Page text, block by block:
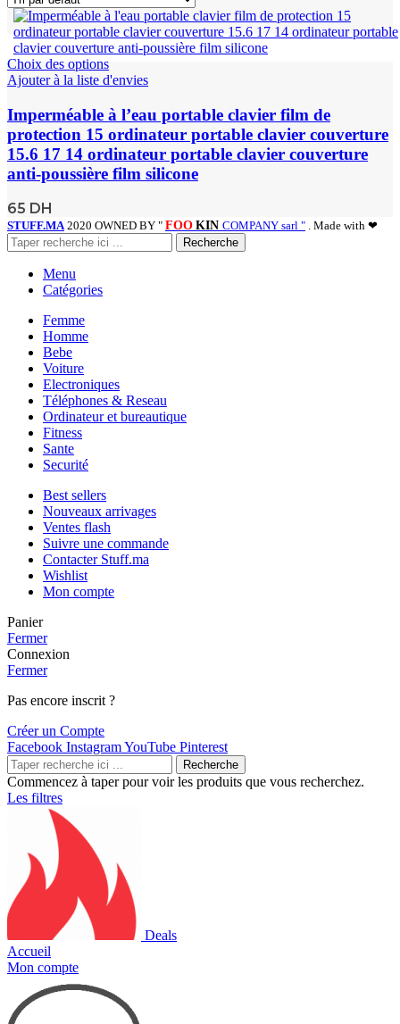
Choix des options
Ajouter à la liste d'envies
Imperméable à l’eau portable clavier film de
protection 15 ordinateur portable clavier couverture
15.6 17 14 ordinateur portable clavier couverture
anti-poussière film silicone
65 DH
STUFF.MA 2020 OWNED BY " FOO KIN COMPANY sarl " . Made with ❤
Recherche
Menu
Catégories
Femme
Homme
Bebe
Voiture
Electroniques
Téléphones & Reseau
Ordinateur et bureautique
Fitness
Sante
Securité
Best sellers
Nouveaux arrivages
Ventes flash
Suivre une commande
Contacter Stuff.ma
Wishlist
Mon compte
Panier
Fermer
Connexion
Fermer
Pas encore inscrit ?
Créer un Compte
Facebook InstagramYouTube Pinterest
Recherche
Commencez à taper pour voir les produits que vous recherchez.
Les filtres
Deals
Accueil
Mon compte